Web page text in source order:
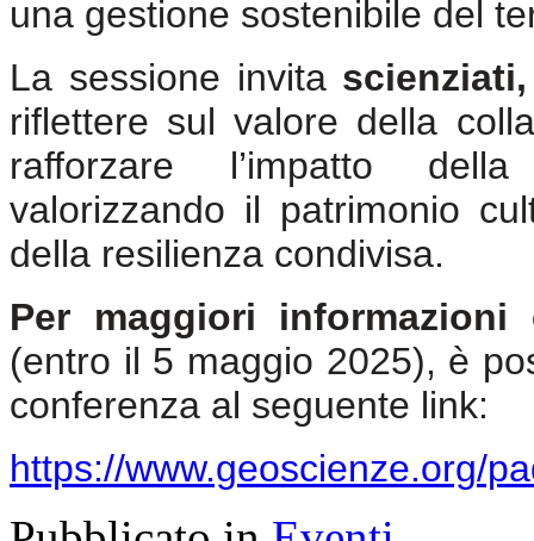
una gestione sostenibile del
La sessione invita
riflettere sul valore della
rafforzare l’impatto
valorizzando il patrimonio
della resilienza condivisa.
Per maggiori
(entro il 5 maggio 2025), è
conferenza al seguente link:
https://www.geoscienze.org/